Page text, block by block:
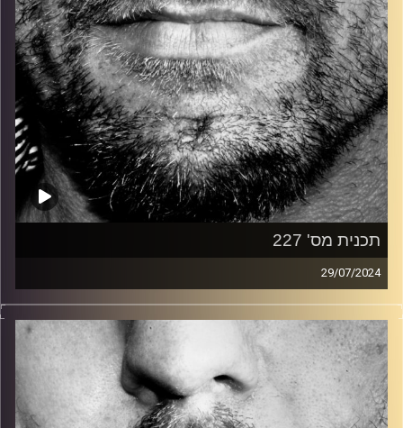
תכנית מס' 227
29/07/2024
זיפים, מוזיקה מחוספסת של הופעות חיות. הרבה ג'אם, רוק,
בלוז, bluegrass, ג'אז, Fאנק, פרוגרסיב ואפילו אלקטרוניקה.
כל מה שחי, אמיתי ונושם.
עם שמוליק רגב.
קרדיט תמונות: David Goehring